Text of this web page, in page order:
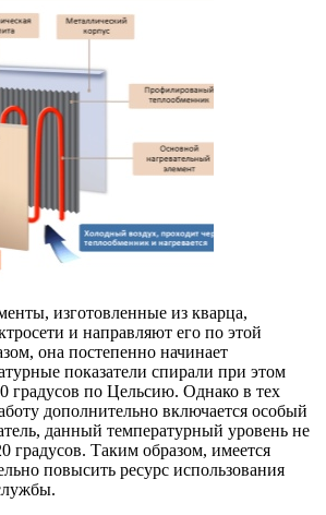
изготовленные из кварца,
и направляют его по этой
она постепенно начинает
показатели спирали при этом
градусов по Цельсию. Однако в тех
дополнительно включается особый
данный температурный уровень не
градусов. Таким образом, имеется
повысить ресурс использования